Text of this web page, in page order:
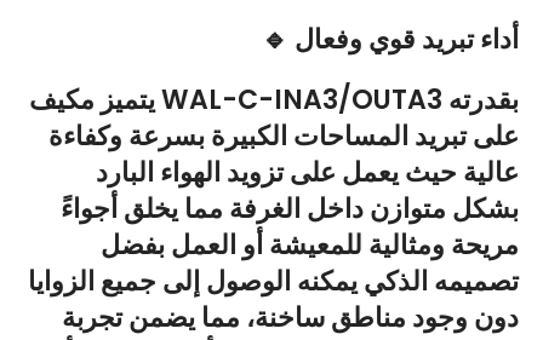
🔹 أداء تبريد قوي وفعال
يتميز مكيف WAL-C-INA3/OUTA3 بقدرته
على تبريد المساحات الكبيرة بسرعة وكفاءة
عالية حيث يعمل على تزويد الهواء البارد
بشكل متوازن داخل الغرفة مما يخلق أجواءً
مريحة ومثالية للمعيشة أو العمل بفضل
تصميمه الذكي يمكنه الوصول إلى جميع الزوايا
دون وجود مناطق ساخنة، مما يضمن تجربة